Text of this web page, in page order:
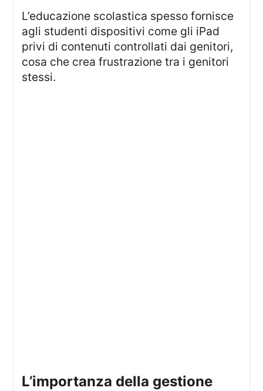
L’educazione scolastica spesso fornisce
agli studenti dispositivi come gli iPad
privi di contenuti controllati dai genitori,
cosa che crea frustrazione tra i genitori
stessi.
l’importanza della gestione